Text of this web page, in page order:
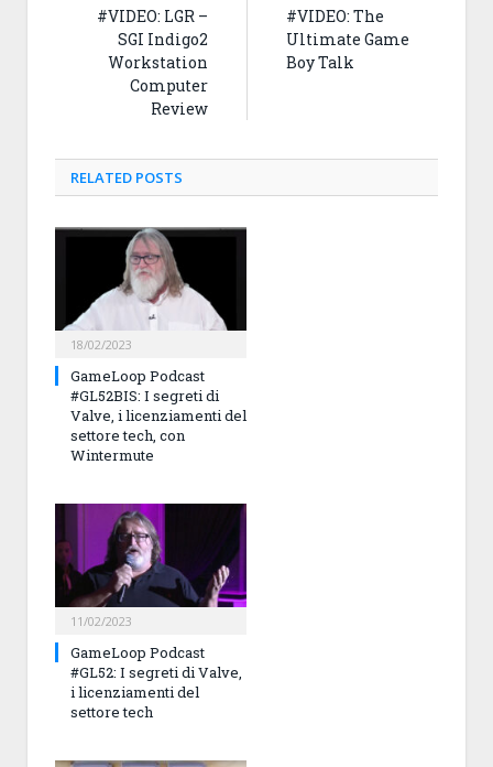
#VIDEO: LGR –
SGI Indigo2
Workstation
Computer
Review
#VIDEO: The
Ultimate Game
Boy Talk
RELATED POSTS
18/02/2023
GameLoop Podcast
#GL52BIS: I segreti di
Valve, i licenziamenti del
settore tech, con
Wintermute
11/02/2023
GameLoop Podcast
#GL52: I segreti di Valve,
i licenziamenti del
settore tech